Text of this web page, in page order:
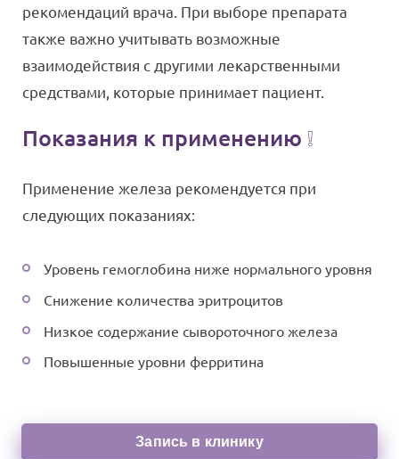
рекомендаций врача. При выборе препарата
также важно учитывать возможные
взаимодействия с другими лекарственными
средствами, которые принимает пациент.
Показания к применению ❕
Применение железа рекомендуется при
следующих показаниях:
Уровень гемоглобина ниже нормального уровня
Снижение количества эритроцитов
Низкое содержание сывороточного железа
Повышенные уровни ферритина
Запись в клинику